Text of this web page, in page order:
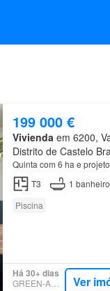
199 000 €
Viviendaem 6200,
Distrito de Castelo
Quinta com 6 ha e
T3
1 banheiro
Piscina
Há 30+ dias
GREEN-ACRES Ver